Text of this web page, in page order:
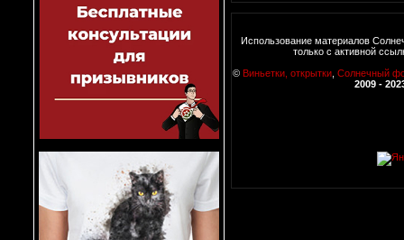
Использование материалов
только с активной
© Виньетки, открытки, Солнечный
2009 -